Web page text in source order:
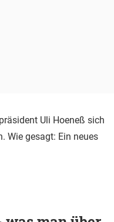
Uli Hoeneß sich
Wie gesagt: Ein neues